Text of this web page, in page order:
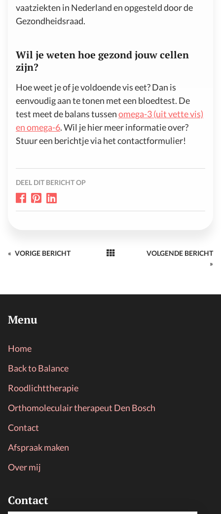
vaatziekten in Nederland en opgesteld door de
Gezondheidsraad.
Wil je weten hoe gezond jouw cellen
zijn?
Hoe weet je of je voldoende vis eet? Dan is
eenvoudig aan te tonen met een bloedtest. De
test meet de balans tussenomega-3 (uit vette vis)
en omega-6. Wil je hier meer informatie over?
Stuur een berichtje via het contactformulier!
DEEL DIT BERICHT OP
« VORIGE BERICHT
VOLGENDE BERICHT
»
Menu
Home
Back to Balance
Roodlichttherapie
Orthomoleculair therapeut Den Bosch
Contact
Afspraak maken
Over mij
Contact